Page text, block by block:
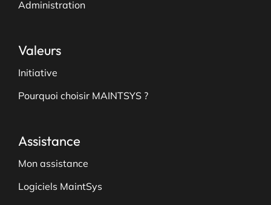
Administration
Valeurs
Initiative
Pourquoi choisir MAINTSYS ?
Assistance
Mon assistance
Logiciels MaintSys